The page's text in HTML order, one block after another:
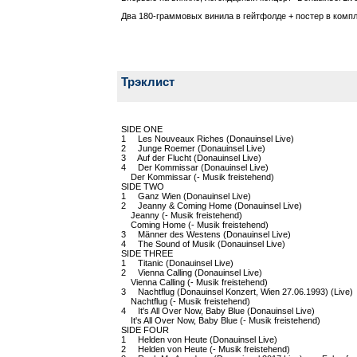
Два 180-граммовых винила в гейтфолде + постер в
Трэклист
SIDE ONE
1 Les Nouveaux Riches (Donauinsel Live)
2 Junge Roemer (Donauinsel Live)
3 Auf der Flucht (Donauinsel Live)
4 Der Kommissar (Donauinsel Live)
Der Kommissar (- Musik freistehend)
SIDE TWO
1 Ganz Wien (Donauinsel Live)
2 Jeanny & Coming Home (Donauinsel Live)
Jeanny (- Musik freistehend)
Coming Home (- Musik freistehend)
3 Männer des Westens (Donauinsel Live)
4 The Sound of Musik (Donauinsel Live)
SIDE THREE
1 Titanic (Donauinsel Live)
2 Vienna Calling (Donauinsel Live)
Vienna Calling (- Musik freistehend)
3 Nachtflug (Donauinsel Konzert, Wien 27.06.1993) (Live)
Nachtflug (- Musik freistehend)
4 It's All Over Now, Baby Blue (Donauinsel Live)
It's All Over Now, Baby Blue (- Musik freistehend)
SIDE FOUR
1 Helden von Heute (Donauinsel Live)
2 Helden von Heute (- Musik freistehend)